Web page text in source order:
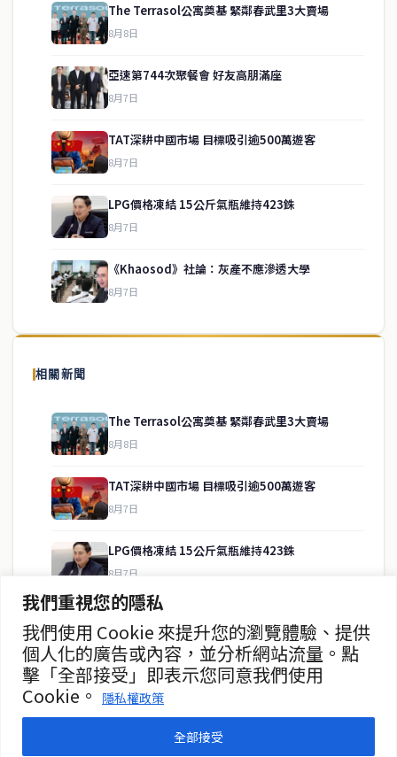
我們重視您的隱私
我們使用 Cookie 來提升您的瀏覽體驗、提供
個人化的廣告或內容，並分析網站流量。點
擊「全部接受」即表示您同意我們使用
Cookie。
隱私權政策
全部接受
The Terrasol公寓奠基 緊鄰春武里3大賣場
8月8日
亞速第744次聚餐會 好友高朋滿座
8月7日
TAT深耕中國市場 目標吸引逾500萬遊客
8月7日
LPG價格凍結 15公斤氣瓶維持423銖
8月7日
《Khaosod》社論：灰產不應滲透大學
8月7日
相關新聞
The Terrasol公寓奠基 緊鄰春武里3大賣場
8月8日
TAT深耕中國市場 目標吸引逾500萬遊客
8月7日
LPG價格凍結 15公斤氣瓶維持423銖
8月7日
暖府名校槍擊案 學生槍手自戕 動機待查
8月7日
暖武里名校發生槍擊案 2死15傷
8月7日
關於我們
泰國中文新聞（TCN）是一家總部設於曼谷的中文新聞媒體，致力於
供即時、客觀、多元的中文新聞內容。
房地產
聯絡資訊
歡迎來信洽詢合作事宜
或提供新聞線索
service@thaichinesenews.com
service@thaichinesenews.com